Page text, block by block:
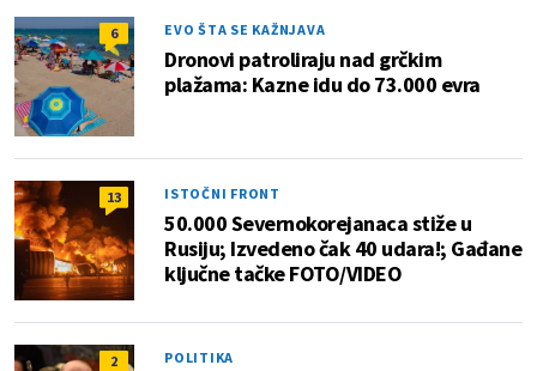
6 EVO ŠTA SE KAŽNJAVA
Dronovi patroliraju nad grčkim
plažama: Kazne idu do 73.000 evra
13 ISTOČNI FRONT
50.000 Severnokorejanaca stiže u
Rusiju; Izvedeno čak 40 udara!; Gađane
ključne tačke FOTO/VIDEO
2 POLITIKA